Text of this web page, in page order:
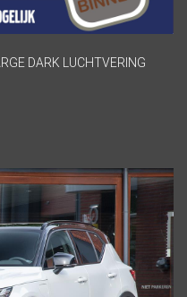
DARK LUCHTVERING